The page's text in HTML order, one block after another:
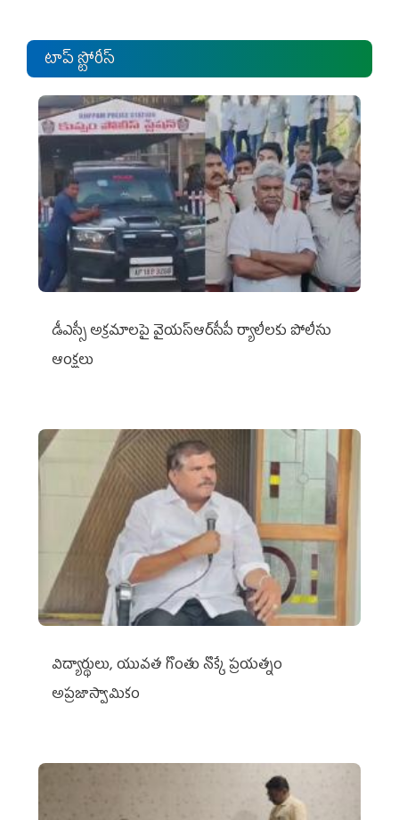
టాప్ స్టోరీస్
డీఎస్సీ అక్రమాలపై వైయ‌స్ఆర్‌సీపీ ర్యాలీలకు పోలీసు
ఆంక్షలు
విద్యార్థులు, యువత గొంతు నొక్కే ప్రయత్నం
అప్రజాస్వామికం